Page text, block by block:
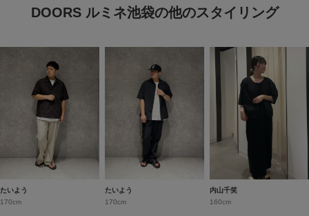
DOORS ルミネ池袋の他のスタイリング
たいよう
170cm
たいよう
170cm
内山千笑
160cm